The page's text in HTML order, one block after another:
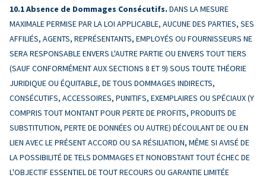
Absence de Dommages Consécutifs. DANS LA MESURE
MAXIMALE PERMISE PAR LA LOI APPLICABLE, AUCUNE DES PARTIES, SES
AFFILIÉS, AGENTS, REPRÉSENTANTS, EMPLOYÉS OU FOURNISSEURS NE
SERA RESPONSABLE ENVERS L'AUTRE PARTIE OU ENVERS TOUT TIERS
(SAUF CONFORMÉMENT AUX SECTIONS 8 ET 9) SOUS TOUTE THÉORIE
JURIDIQUE OU ÉQUITABLE, DE TOUS DOMMAGES INDIRECTS,
CONSÉCUTIFS, ACCESSOIRES, PUNITIFS, EXEMPLAIRES OU SPÉCIAUX (Y
COMPRIS TOUT MONTANT POUR PERTE DE PROFITS, PRODUITS DE
SUBSTITUTION, PERTE DE DONNÉES OU AUTRE) DÉCOULANT DE OU EN
LIEN AVEC LE PRÉSENT ACCORD OU SA RÉSILIATION, MÊME SI AVISÉ DE
LA POSSIBILITÉ DE TELS DOMMAGES ET NONOBSTANT TOUT ÉCHEC DE
L'OBJECTIF ESSENTIEL DE TOUT RECOURS OU GARANTIE LIMITÉE